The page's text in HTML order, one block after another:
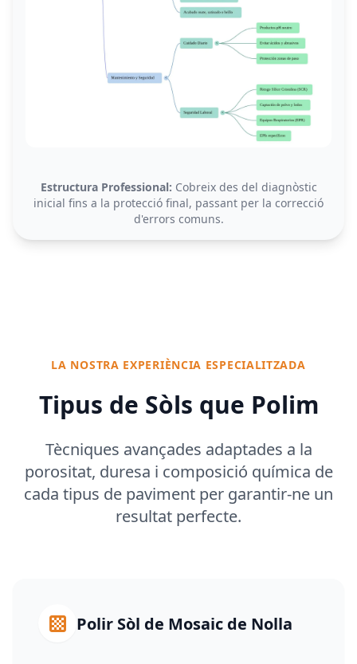
Estructura Professional: Cobreix des del diagnòstic
inicial fins a la protecció final, passant per la correcció
d'errors comuns.
LA NOSTRA EXPERIÈNCIA ESPECIALITZADA
Tipus de Sòls que Polim
Tècniques avançades adaptades a la
porositat, duresa i composició química de
cada tipus de paviment per garantir-ne un
resultat perfecte.
Polir Sòl de Mosaic de Nolla